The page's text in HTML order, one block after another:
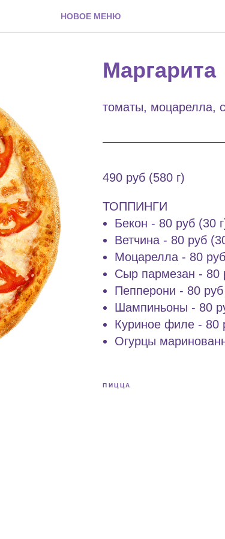
НОВОЕ МЕНЮ
Маргарита
томаты, моцарелла,
490 руб (580 г)
ТОППИНГИ
Бекон - 80 руб (30
Ветчина - 80 руб
Моцарелла - 80
Сыр пармезан - 80
Пепперони - 80 руб
Шампиньоны - 80
Куриное филе - 80
Огурцы
ПИЦЦА